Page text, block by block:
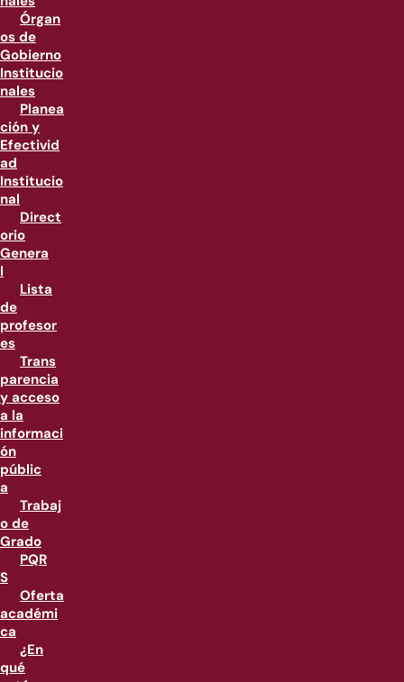
Órgan
os de
Gobierno
Institucio
nales
Planea
ción y
Efectivid
ad
Institucio
nal
Direct
orio
Genera
l
Lista
de
profesor
es
Trans
parencia
y acceso
a la
informaci
ón
públic
a
Trabaj
o de
Grado
PQR
S
Oferta
académi
ca
¿En
qué